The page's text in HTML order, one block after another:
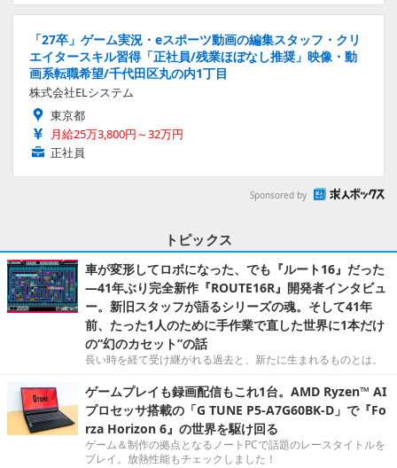
「27卒」ゲーム実況・eスポーツ動画の編集スタッフ・クリ
エイタースキル習得「正社員/残業ほぼなし推奨」映像・動
画系転職希望/千代田区丸の内1丁目
株式会社ELシステム
東京都
月給25万3,800円～32万円
正社員
Sponsored by
トピックス
車が変形してロボになった、でも『ルート16』だった
―41年ぶり完全新作『ROUTE16R』開発者インタビュ
ー。新旧スタッフが語るシリーズの魂。そして41年
前、たった1人のために手作業で直した世界に1本だけ
の“幻のカセット”の話
長い時を経て受け継がれる過去と、新たに生まれるものとは。
ゲームプレイも録画配信もこれ1台。AMD Ryzen™ AI
プロセッサ搭載の「G TUNE P5-A7G60BK-D」で『Fo
rza Horizon 6』の世界を駆け回る
ゲーム＆制作の拠点となるノートPCで話題のレースタイトルを
プレイ。放熱性能もチェックしました！